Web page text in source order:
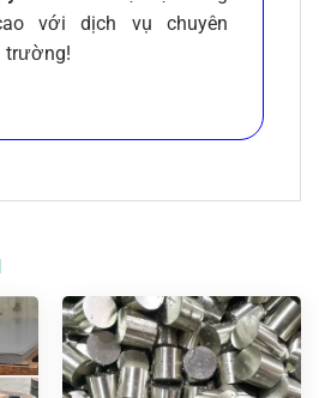
với dịch vụ chuyên
trường!